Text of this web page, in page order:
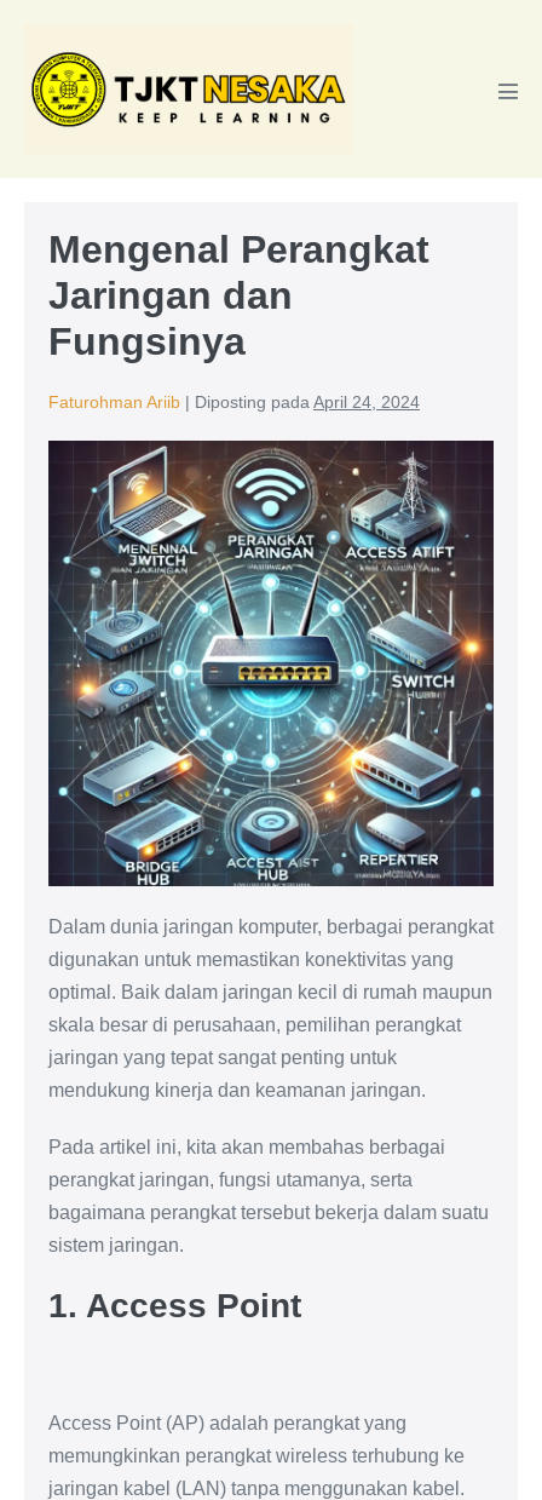
konten
Mengenal Perangkat
Jaringan dan
Fungsinya
Faturohman Ariib | Diposting pada April 24, 2024
Dalam dunia jaringan komputer, berbagai perangkat
digunakan untuk memastikan konektivitas yang
optimal. Baik dalam jaringan kecil di rumah maupun
skala besar di perusahaan, pemilihan perangkat
jaringan yang tepat sangat penting untuk
mendukung kinerja dan keamanan jaringan.
Pada artikel ini, kita akan membahas berbagai
perangkat jaringan, fungsi utamanya, serta
bagaimana perangkat tersebut bekerja dalam suatu
sistem jaringan.
1. Access Point
Access Point (AP) adalah perangkat yang
memungkinkan perangkat wireless terhubung ke
jaringan kabel (LAN) tanpa menggunakan kabel.